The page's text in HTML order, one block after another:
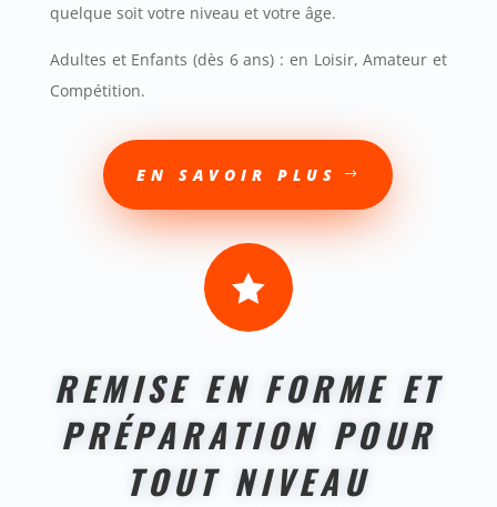
quelque soit votre niveau et votre âge.
Adultes et Enfants (dès 6 ans) : en Loisir, Amateur et
Compétition.
EN SAVOIR PLUS

REMISE EN FORME ET
PRÉPARATION POUR
TOUT NIVEAU